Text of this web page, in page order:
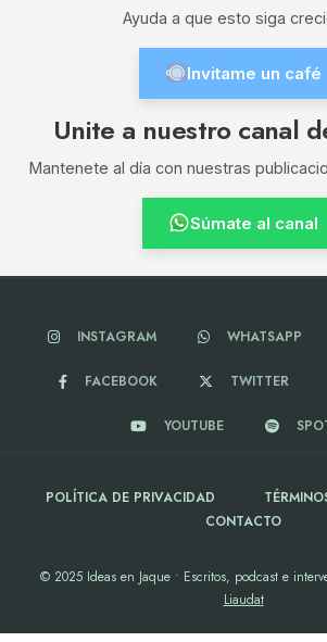
Ayuda a que esto siga
Invitame un café
Unite a nuestro canal
Mantenete al día con nuestras
Súmate al canal
INSTAGRAM WHATSAPP
FACEBOOK TWITTER
YOUTUBE
POLÍTICA DE PRIVACIDAD
CONTACTO
© 2025 Ideas en Jaque • Escritos, podcast e
Liaudat